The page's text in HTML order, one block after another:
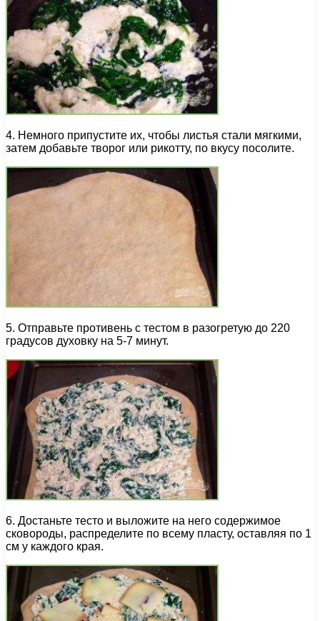
4. Немного припустите их, чтобы листья стали мягкими,
затем добавьте творог или рикотту, по вкусу посолите.
5. Отправьте противень с тестом в разогретую до 220
градусов духовку на 5-7 минут.
6. Достаньте тесто и выложите на него содержимое
сковороды, распределите по всему пласту, оставляя по 1
см у каждого края.